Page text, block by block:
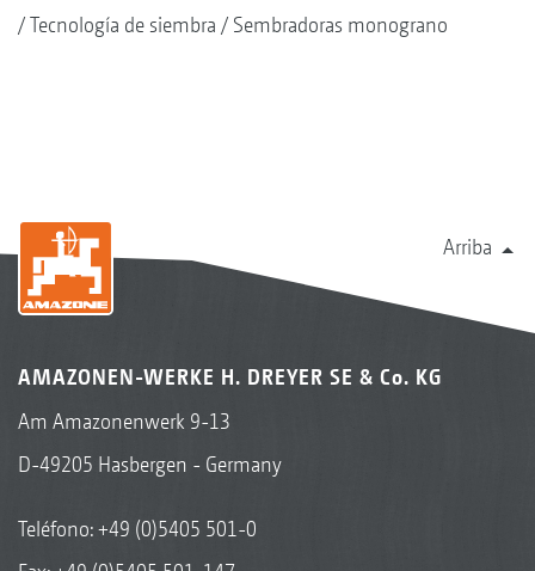
Tecnología de siembra
Sembradoras monograno
Arriba
AMAZONEN-WERKE H. DREYER SE & Co. KG
Am Amazonenwerk 9-13
D-49205 Hasbergen - Germany
Teléfono:+49 (0)5405 501-0